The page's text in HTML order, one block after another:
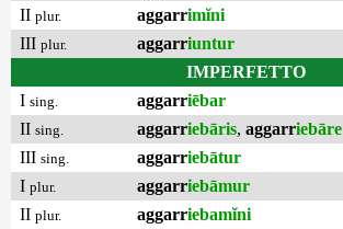
II plur. aggarrimĭni
III plur. aggarriuntur
IMPERFETTO
I sing. aggarriēbar
II sing. aggarriebāris, aggarriebāre
III sing. aggarriebātur
I plur. aggarriebāmur
II plur. aggarriebamĭni